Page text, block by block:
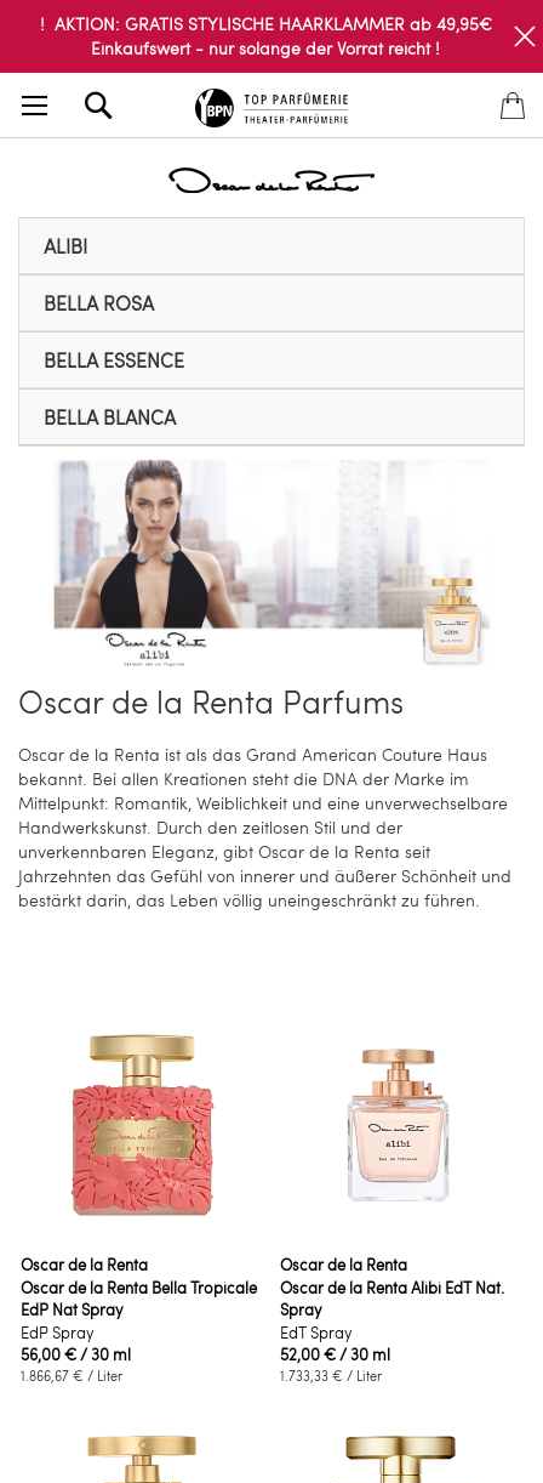
! AKTION: GRATIS STYLISCHE HAARKLAMMER ab 49,95€
Einkaufswert - nur solange der Vorrat reicht !
ALIBI
BELLA ROSA
BELLA ESSENCE
BELLA BLANCA
Oscar de la Renta Parfums
Oscar de la Renta ist als das Grand American Couture Haus
bekannt. Bei allen Kreationen steht die DNA der Marke im
Mittelpunkt: Romantik, Weiblichkeit und eine unverwechselbare
Handwerkskunst. Durch den zeitlosen Stil und der
unverkennbaren Eleganz, gibt Oscar de la Renta seit
Jahrzehnten das Gefühl von innerer und äußerer Schönheit und
bestärkt darin, das Leben völlig uneingeschränkt zu führen.
Oscar de la Renta
Oscar de la Renta Bella Tropicale
EdP Nat Spray
EdP Spray
56,00 €/ 30 ml
1.866,67 € / Liter
Oscar de la Renta
Oscar de la Renta Alibi EdT Nat.
Spray
EdT Spray
52,00 €/ 30 ml
1.733,33 € / Liter